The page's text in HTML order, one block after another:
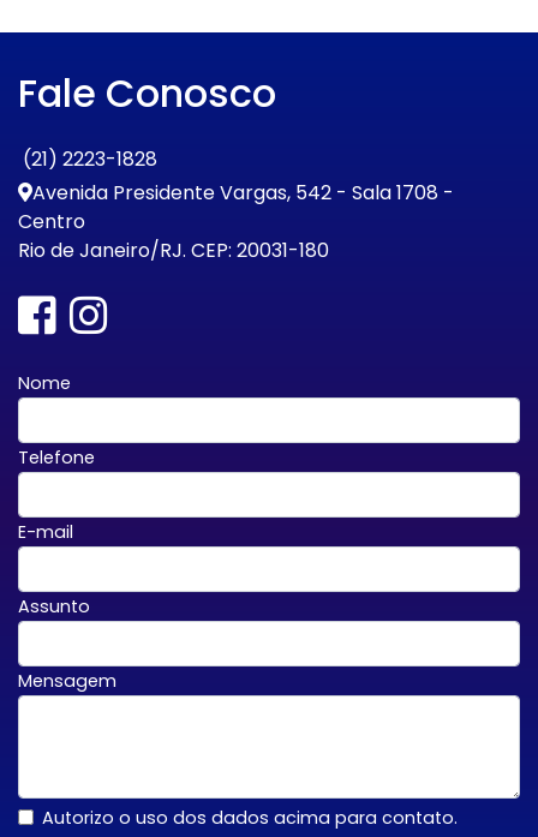
Fale Conosco
(21) 2223-1828
Avenida Presidente Vargas, 542 - Sala 1708 -
Centro
Rio de Janeiro/RJ. CEP: 20031-180
Nome
Telefone
E-mail
Assunto
Mensagem
Autorizo o uso dos dados acima para contato.